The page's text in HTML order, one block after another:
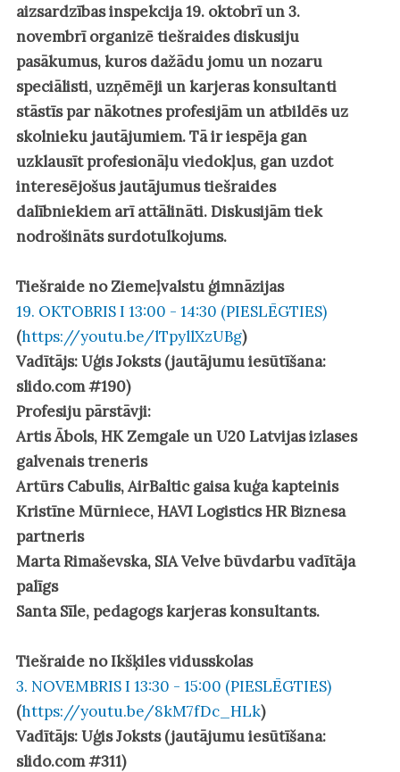
aizsardzības inspekcija 19. oktobrī un 3.
novembrī organizē tiešraides diskusiju
pasākumus, kuros dažādu jomu un nozaru
speciālisti, uzņēmēji un karjeras konsultanti
stāstīs par nākotnes profesijām un atbildēs uz
skolnieku jautājumiem. Tā ir iespēja gan
uzklausīt profesionāļu viedokļus, gan uzdot
interesējošus jautājumus tiešraides
dalībniekiem arī attālināti. Diskusijām tiek
nodrošināts surdotulkojums.
Tiešraide no Ziemeļvalstu ģimnāzijas
19. OKTOBRIS I 13:00 - 14:30 (PIESLĒGTIES)
(https://youtu.be/lTpyllXzUBg)
Vadītājs:Uģis Joksts(jautājumu iesūtīšana:
slido.com #190)
Profesiju pārstāvji:
Artis Ābols, HK Zemgale un U20 Latvijas izlases
galvenais treneris
Artūrs Cabulis, AirBaltic gaisa kuģa kapteinis
Kristīne Mūrniece, HAVI Logistics HR Biznesa
partneris
Marta Rimaševska, SIA Velve būvdarbu vadītāja
palīgs
Santa Sīle, pedagogs karjeras konsultants.
Tiešraide no Ikšķiles vidusskolas
3. NOVEMBRIS I 13:30 - 15:00 (PIESLĒGTIES)
(https://youtu.be/8kM7fDc_HLk)
Vadītājs:Uģis Joksts(jautājumu iesūtīšana:
slido.com #311)